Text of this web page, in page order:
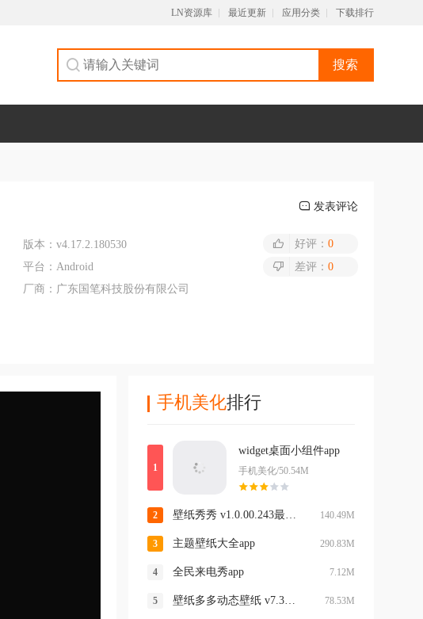
LN资源库 最近更新 应用分类 下载排行
搜索
发表评论
版本： v4.17.2.180530
平台： Android
厂商： 广东国笔科技股份有限公司
好评： 0
差评： 0
手机美化排行
widget桌面小组件app
手机美化/50.54M
壁纸秀秀 v1.0.00.243最新版 140.49M
主题壁纸大全app 290.83M
全民来电秀app 7.12M
壁纸多多动态壁纸 v7.3.0.0手机版 78.53M